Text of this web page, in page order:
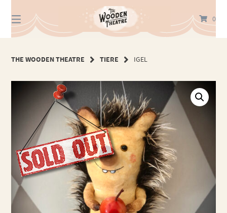
zum
Inhalt
0
THE WOODEN THEATRE TIERE IGEL